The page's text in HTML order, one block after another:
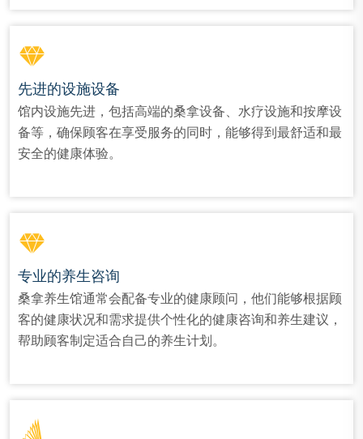
先进的设施设备
馆内设施先进，包括高端的桑拿设备、水疗设施和按摩设
备等，确保顾客在享受服务的同时，能够得到最舒适和最
安全的健康体验。
专业的养生咨询
桑拿养生馆通常会配备专业的健康顾问，他们能够根据顾
客的健康状况和需求提供个性化的健康咨询和养生建议，
帮助顾客制定适合自己的养生计划。